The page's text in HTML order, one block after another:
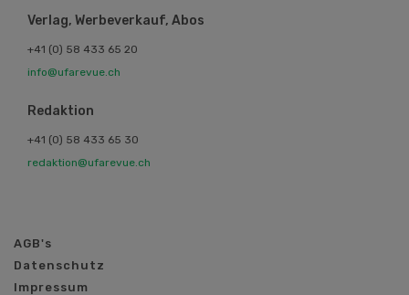
Verlag, Werbeverkauf, Abos
+41 (0) 58 433 65 20
info@ufarevue.ch
Redaktion
+41 (0) 58 433 65 30
redaktion@ufarevue.ch
AGB's
Datenschutz
Impressum